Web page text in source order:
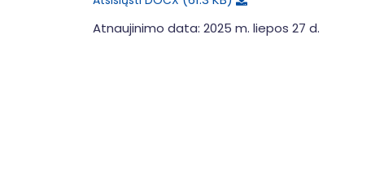
Atnaujinimo data: 2025 m. liepos 27 d.